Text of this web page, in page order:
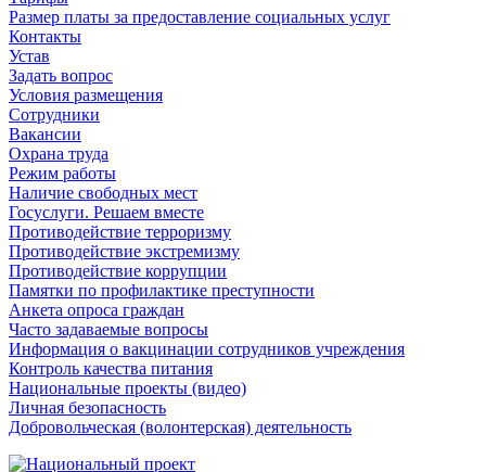
Размер платы за предоставление социальных услуг
Контакты
Устав
Задать вопрос
Условия размещения
Сотрудники
Вакансии
Охрана труда
Режим работы
Наличие свободных мест
Госуслуги. Решаем вместе
Противодействие терроризму
Противодействие экстремизму
Противодействие коррупции
Памятки по профилактике преступности
Анкета опроса граждан
Часто задаваемые вопросы
Информация о вакцинации сотрудников учреждения
Контроль качества питания
Национальные проекты (видео)
Личная безопасность
Добровольческая (волонтерская) деятельность